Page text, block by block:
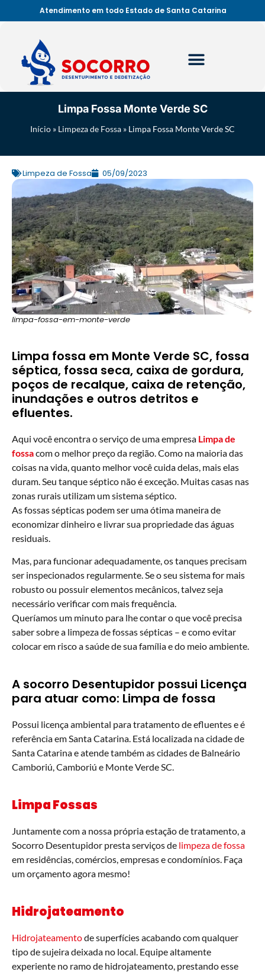
Atendimento em todo Estado de Santa Catarina
Limpa Fossa Monte Verde SC
Início » Limpeza de Fossa » Limpa Fossa Monte Verde SC
Limpeza de Fossa 05/09/2023
limpa-fossa-em-monte-verde
Limpa fossa em Monte Verde SC, fossa
séptica, fossa seca, caixa de gordura,
poços de recalque, caixa de retenção,
inundações e outros detritos e
efluentes.
Aqui você encontra o serviço de uma empresa Limpa de
fossacom o melhor preço da região. Como na maioria das
coisas na vida, quanto melhor você cuida delas, mais elas
duram. Seu tanque séptico não é exceção. Muitas casas nas
zonas rurais utilizam um sistema séptico.
As fossas sépticas podem ser uma ótima maneira de
economizar dinheiro e livrar sua propriedade das águas
residuais.
Mas, para funcionar adequadamente, os tanques precisam
ser inspecionados regularmente. Se o seu sistema for mais
robusto ou possuir elementos mecânicos, talvez seja
necessário verificar com mais frequência.
Queríamos um minuto para lhe contar o que você precisa
saber sobre a limpeza de fossas sépticas – e como evitar
colocar em risco a saúde de sua família e do meio ambiente.
A socorro Desentupidor possui Licença
para atuar como: Limpa de fossa
Possui licença ambiental para tratamento de efluentes e é
referência em Santa Catarina. Está localizada na cidade de
Santa Catarina e atende também as cidades de Balneário
Camboriú, Camboriú e Monte Verde SC.
Limpa Fossas
Juntamente com a nossa própria estação de tratamento, a
Socorro Desentupidor presta serviços de limpeza de fossa
em residências, comércios, empresas e condomínios. Faça
um orçamento agora mesmo!
Hidrojateamento
Hidrojateamentode superfícies acabando com qualquer
tipo de sujeira deixada no local. Equipe altamente
experiente no ramo de hidrojateamento, prestando esse